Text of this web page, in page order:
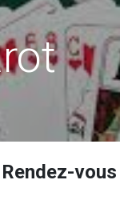
Rendez-